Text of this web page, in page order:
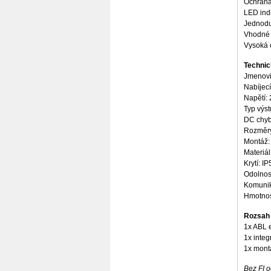
LED
Vhodné
Vysoká
Napětí:
Typ
DC
Krytí:
1x ABL
1x
1x
Bez FI